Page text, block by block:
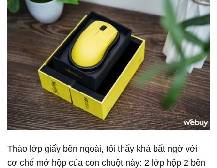
Tháo lớp giấy bên ngoài, tôi thấy khá bất ngờ với
cơ chế mở hộp của con chuột này: 2 lớp hộp 2 bên